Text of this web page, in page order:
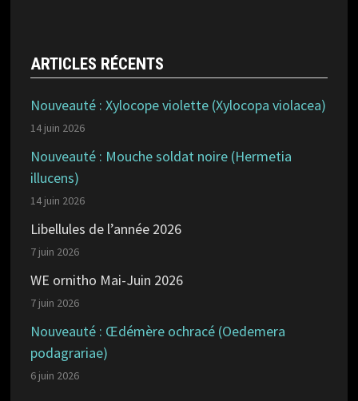
ARTICLES RÉCENTS
Nouveauté : Xylocope violette (Xylocopa violacea)
14 juin 2026
Nouveauté : Mouche soldat noire (Hermetia
illucens)
14 juin 2026
Libellules de l’année 2026
7 juin 2026
WE ornitho Mai-Juin 2026
7 juin 2026
Nouveauté : Œdémère ochracé (Oedemera
podagrariae)
6 juin 2026